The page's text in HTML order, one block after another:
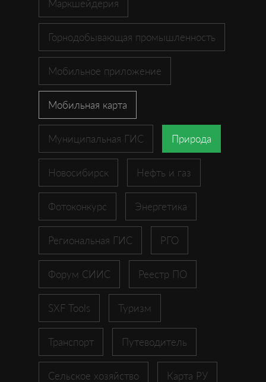
Маркшейдерия
Горнодобывающая промышленность
Мобильное приложение
Мобильная карта
Муниципальная ГИС Природа
Новосибирск Нефть и газ
Фотоконкурс Энергетика
Региональная ГИС РГО
Форум СИИС Реестр ПО
SXF Tools Туризм
Транспорт Путеводитель
Сельское хозяйство Карта РУ